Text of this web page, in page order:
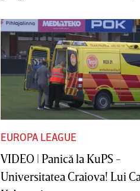
EUROPA LEAGUE
VIDEO | Panică la KuPS -
Universitatea Craiova! Lui